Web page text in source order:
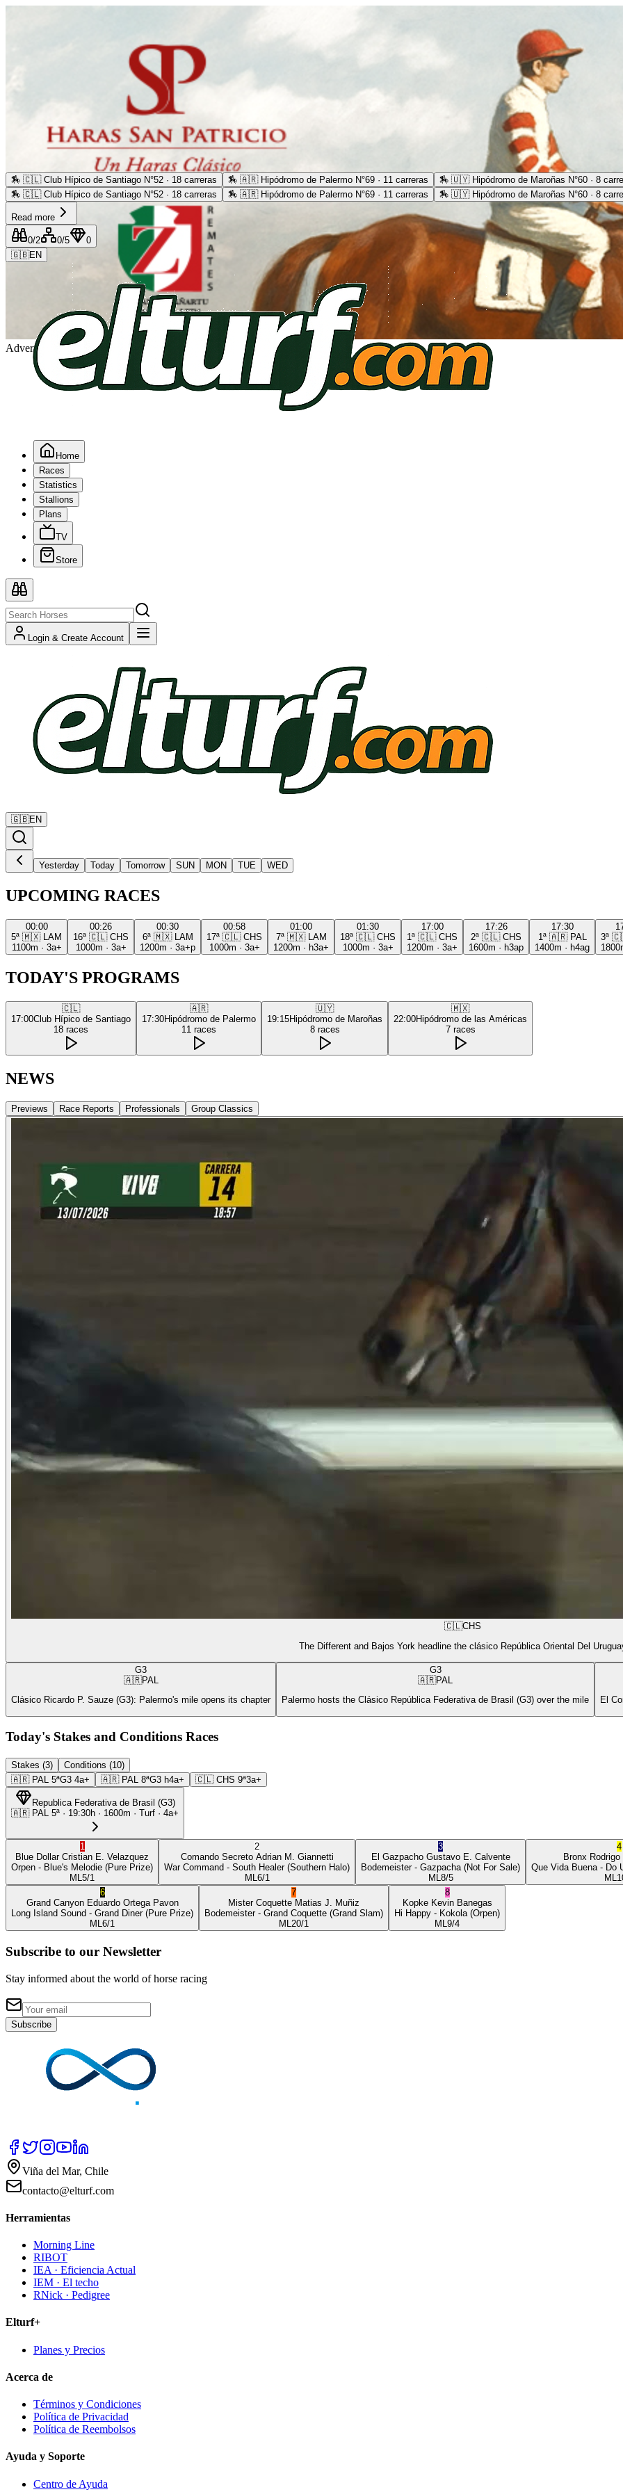
Advertising
🏇 🇨🇱 Club Hípico de Santiago N°52 · 18 carreras 🏇 🇦🇷 Hipódromo de Palermo N°69 · 11 carreras 🏇 🇺🇾 Hipódromo de Maroñas N°60 · 8
🏇 🇨🇱 Club Hípico de Santiago N°52 · 18 carreras 🏇 🇦🇷 Hipódromo de Palermo N°69 · 11 carreras 🏇 🇺🇾 Hipódromo de Maroñas N°60 · 8
Read more
0/2 0/5
0
🇬🇧EN
Home
Races
Statistics
Stallions
Plans
TV
Store
Login & Create Account
🇬🇧EN
Yesterday Today Tomorrow SUN MON TUE WED
UPCOMING RACES
00:00
5ª 🇲🇽
LAM
1100m · 3a+
00:26
16ª 🇨🇱 CHS
1000m · 3a+
00:30
6ª 🇲🇽
LAM
1200m · 3a+p
00:58
17ª 🇨🇱 CHS
1000m · 3a+
01:00
7ª 🇲🇽
LAM
1200m · h3a+
01:30
18ª 🇨🇱 CHS
1000m · 3a+
17:00
1ª 🇨🇱 CHS
1200m · 3a+
17:26
2ª 🇨🇱 CHS
1600m · h3ap
17:30
1ª 🇦🇷 PAL
1400m · h4ag
3ª
TODAY'S PROGRAMS
🇨🇱
17:00Club Hípico de Santiago
18 races
🇦🇷
17:30Hipódromo de Palermo
11 races
🇺🇾
19:15Hipódromo de Maroñas
8 races
🇲🇽
22:00Hipódromo de las Américas
7 races
NEWS
Previews Race Reports Professionals Group Classics
🇨🇱CHS
The Different and Bajos York headline the clásico República Oriental Del
G3
🇦🇷PAL
Clásico Ricardo P. Sauze (G3): Palermo's mile opens its chapter
G3
🇦🇷PAL
Palermo hosts the Clásico República Federativa de Brasil (G3) over the mile
El
Today's Stakes and Conditions Races
Stakes (3)
Conditions (10)
🇦🇷 PAL 5ªG3 4a+ 🇦🇷 PAL 8ªG3 h4a+ 🇨🇱 CHS 9ª3a+
Republica Federativa de Brasil (G3)
🇦🇷 PAL 5ª · 19:30h · 1600m · Turf · 4a+
1
Blue Dollar Cristian E. Velazquez
Orpen - Blue's Melodie (Pure Prize)
ML5/1
2
Comando Secreto Adrian M. Giannetti
War Command - South Healer(Southern Halo)
ML6/1
3
El Gazpacho Gustavo E. Calvente
Bodemeister- Gazpacha(Not For Sale)
ML8/5
4
Bronx
Que Vida Buena- Do
ML
6
Grand Canyon Eduardo Ortega Pavon
Long Island Sound - Grand Diner(Pure Prize)
ML6/1
7
Mister Coquette Matias J. Muñiz
Bodemeister- Grand Coquette (Grand Slam)
ML20/1
8
Kopke Kevin Banegas
Hi Happy - Kokola(Orpen)
ML9/4
Subscribe to our Newsletter
Stay informed about the world of horse racing
Subscribe
Viña del Mar, Chile
contacto@elturf.com
Herramientas
Morning Line
RIBOT
IEA · Eficiencia Actual
IEM · El techo
RNick · Pedigree
Elturf+
Planes y Precios
Acerca de
Términos y Condiciones
Política de Privacidad
Política de Reembolsos
Ayuda y Soporte
Centro de Ayuda